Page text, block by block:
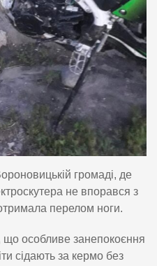
громаді, де
не впорався з
перелом ноги.
що особливе занепокоєння
сідають за кермо без